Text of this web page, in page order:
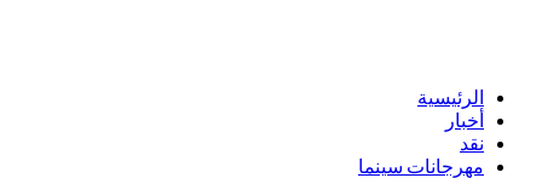
الرئيسية
أخبار
نقد
مهرجانات سينما